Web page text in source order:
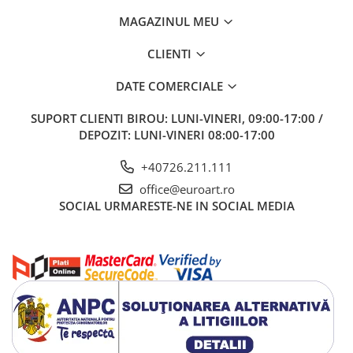
MAGAZINUL MEU
CLIENTI
DATE COMERCIALE
SUPORT CLIENTI BIROU: LUNI-VINERI, 09:00-17:00 /
DEPOZIT: LUNI-VINERI 08:00-17:00
+40726.211.111
office@euroart.ro
SOCIAL URMARESTE-NE IN SOCIAL MEDIA